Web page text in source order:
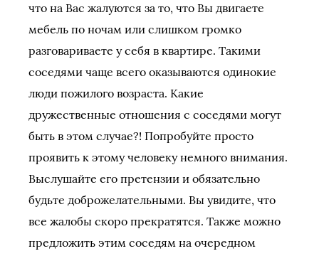
что на Вас жалуются за то, что Вы двигаете
мебель по ночам или слишком громко
разговариваете у себя в квартире. Такими
соседями чаще всего оказываются одинокие
люди пожилого возраста. Какие
дружественные отношения с соседями могут
быть в этом случае?! Попробуйте просто
проявить к этому человеку немного внимания.
Выслушайте его претензии и обязательно
будьте доброжелательными. Вы увидите, что
все жалобы скоро прекратятся. Также можно
предложить этим соседям на очередном